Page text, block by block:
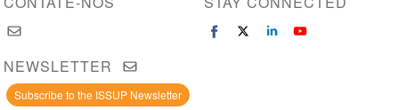
NEWSLETTER
Subscribe to the ISSUP Newsletter